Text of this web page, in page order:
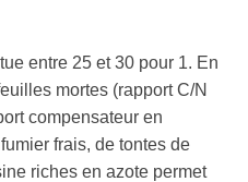
entre 25 et 30 pour 1. En
mortes (rapport C/N
compensateur en
frais, de tontes de
riches en azote permet